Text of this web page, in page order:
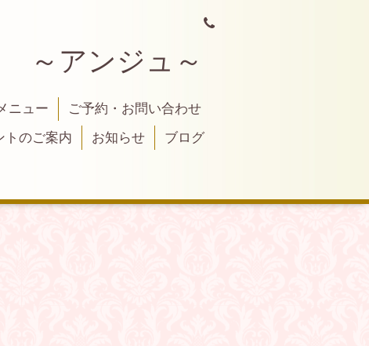
～アンジュ～
ニュー
ご予約・お問い合わせ
トのご案内 お知らせ
ブログ